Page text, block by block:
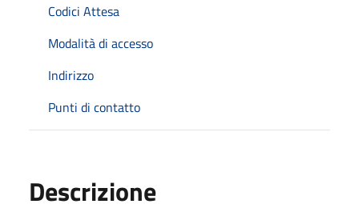
Codici Attesa
Modalità di accesso
Indirizzo
Punti di contatto
Descrizione